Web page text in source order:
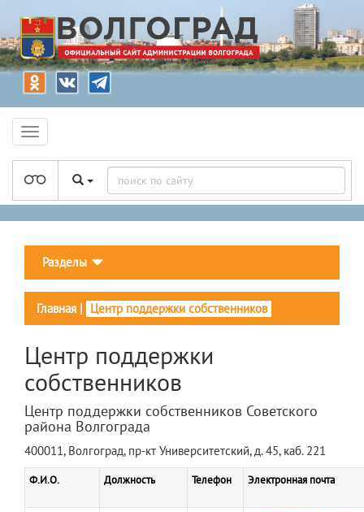
Разделы
Главная | Центр поддержки собственников
Центр поддержки
собственников
Центр поддержки собственников Советского
района Волгограда
400011, Волгоград, пр-кт Университетский, д. 45, каб. 221
Ф.И.О. Должность Телефон Электронная почта